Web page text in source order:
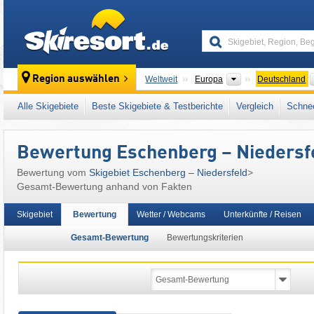
Region auswählen Weltweit Europa Kontinente
Deutschland
Dieses Skigebiet liegt auch in:
Rheinisches Schiefergebirge
Alle Skigebiete Beste Skigebiete & Testberichte Vergleich
Bewertung Eschenberg –
Bewertung vom Skigebiet Eschenberg – Niedersfeld>
Gesamt-Bewertung anhand von Fakten
Skigebiet Bewertung
Gesamt-Bewertung Bewertungskriterien
Wetter / Webcams Unterkünfte / Reisen